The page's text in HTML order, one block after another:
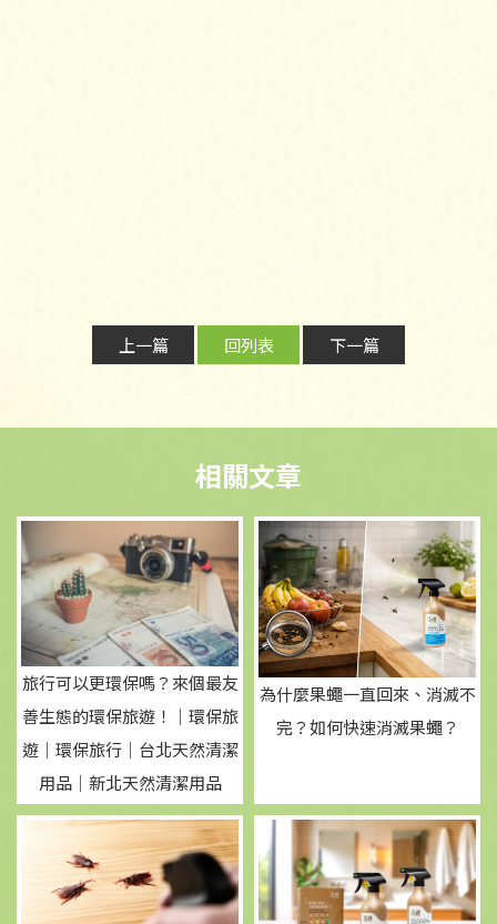
上一篇 回列表 下一篇
旅行可以更環保嗎？來個最友
善生態的環保旅遊！｜環保旅
遊｜環保旅行｜台北天然清潔
用品｜新北天然清潔用品
為什麼果蠅一直回來、消滅不
完？如何快速消滅果蠅？